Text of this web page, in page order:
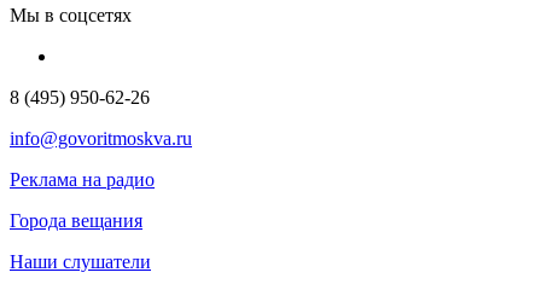
Мы в соцсетях
8 (495) 950-62-26
info@govoritmoskva.ru
Реклама на радио
Города вещания
Наши слушатели